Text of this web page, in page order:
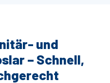
und
– Schnell,